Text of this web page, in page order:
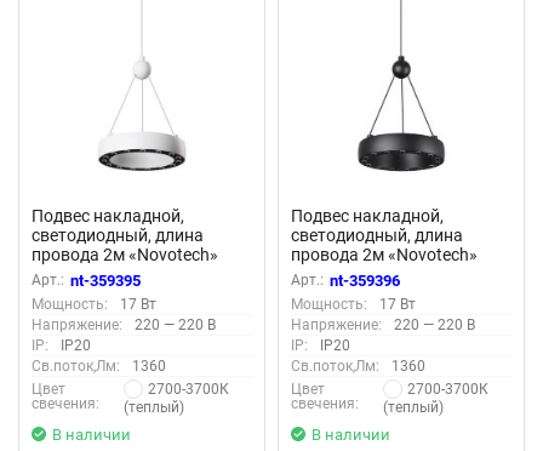
Подвес накладной,
светодиодный, длина
провода 2м «Novotech»
359395, серия: TURN
Арт.: nt-359395
Мощность:
17 Вт
Напряжение:
220 — 220 В
IP:
IP20
Св.поток,Лм:
1360
Цвет
свечения:
2700-3700К
(теплый)
В наличии
Подвес накладной,
светодиодный, длина
провода 2м «Novotech»
359396, серия: TURN
Арт.: nt-359396
Мощность:
17 Вт
Напряжение:
220 — 220 В
IP:
IP20
Св.поток,Лм:
1360
Цвет
свечения:
2700-3700К
(теплый)
В наличии